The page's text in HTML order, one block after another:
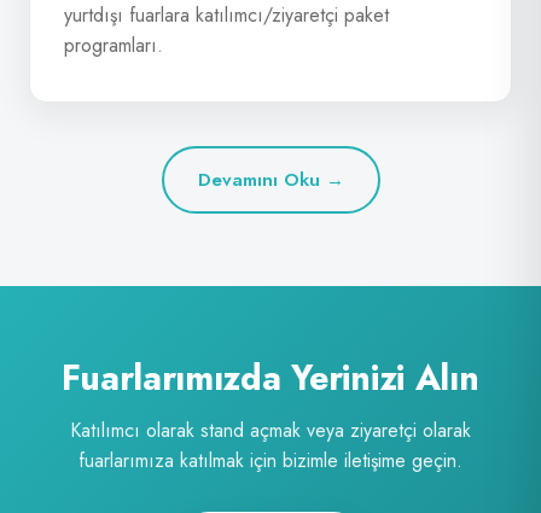
yurtdışı fuarlara katılımcı/ziyaretçi paket
programları.
Devamını Oku →
Fuarlarımızda Yerinizi Alın
Katılımcı olarak stand açmak veya ziyaretçi olarak
fuarlarımıza katılmak için bizimle iletişime geçin.